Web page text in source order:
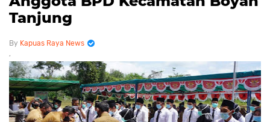
Tanjung
Kapuas Raya News